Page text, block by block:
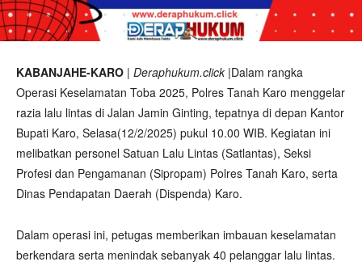
KABANJAHE-KARO | Deraphukum.click |Dalam rangka
Operasi Keselamatan Toba 2025, Polres Tanah Karo menggelar
razia lalu lintas di Jalan Jamin Ginting, tepatnya di depan Kantor
Bupati Karo, Selasa(12/2/2025) pukul 10.00 WIB. Kegiatan ini
melibatkan personel Satuan Lalu Lintas (Satlantas), Seksi
Profesi dan Pengamanan (Sipropam) Polres Tanah Karo, serta
Dinas Pendapatan Daerah (Dispenda) Karo.
Dalam operasi ini, petugas memberikan imbauan keselamatan
berkendara serta menindak sebanyak 40 pelanggar lalu lintas.